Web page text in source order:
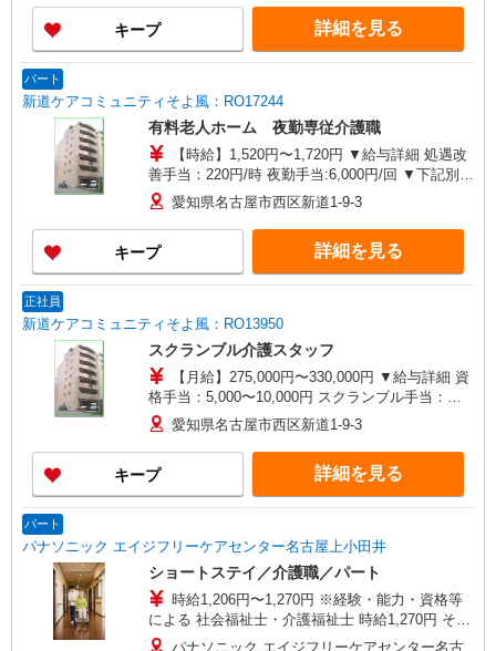
月・12月） ※業績による 特別報酬：平均34.1万円
（最高額135万円） ※2025年6月支給実績 ※処遇
改善手当は試用期間中(3ヶ月)は支給なし
キープ 詳細を見る
パート
新道ケアコミュニティそよ風：RO17244
有料老人ホーム 夜勤専従介護職
【時給】1,520円〜1,720円 ▼給与詳細 処遇改
善手当：220円/時 夜勤手当:6,000円/回 ▼下記別途
支給 通勤手当 年末年始手当：380円/時 寸志あ
り：年2回（6月・12月） ※業績による ※処遇改
善手当は試用期間中(3ヶ月)は支給なし
愛知県名古屋市西区新道1-9-3
キープ 詳細を見る
正社員
新道ケアコミュニティそよ風：RO13950
スクランブル介護スタッフ
【月給】275,000円〜330,000円 ▼給与詳細 資
格手当：5,000〜10,000円 スクランブル手当：
10,000円 処遇改善手当：35,920円 住宅手当：規定
あり 精勤手当：8,000円 調整手当：0〜100,000円
▼下記別途支給 夜勤手当：6,000円/回 通勤手当
年末年始手当：380円/時 賞与年2回（6月・12月）
昇給年1回（4月） 特別報酬：平均34.1万円（最高
当は試用期間中(3ヶ月)は支給なし
愛知県名古屋市西区新道1-9-3
キープ 詳細を見る
パート
パナソニック エイジフリーケアセンター名古屋上小田井
ショートステイ／介護職／パート
時給1,206円〜1,270円 ※経験・能力・資格等
による 社会福祉士・介護福祉士 時給1,270円 その
他資格 時給1,206円 ※一律処遇改善加算含む 〇時
パナソニック エイジフリーケアセンター名古